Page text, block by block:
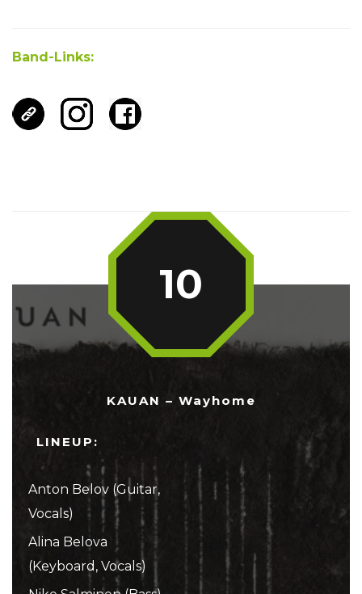
Band-Links:
KAUAN – Wayhome
LINEUP:
Anton Belov (Guitar,
Vocals)
Alina Belova
(Keyboard, Vocals)
10